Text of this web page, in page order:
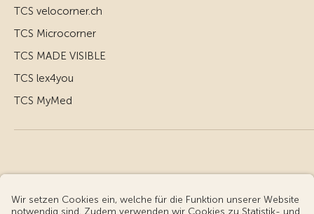
TCS velocorner.ch
TCS Microcorner
TCS MADE VISIBLE
TCS lex4you
TCS MyMed